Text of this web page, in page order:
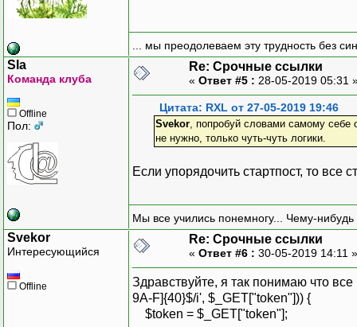
$username,
$token,
$tstamp
)
);
// 1 день в секундах =
$delta = 86400;
// проверка
throw new
}
// активируем
// ...
... мы преодолеваем эту трудность без
Sla
Команда клуба
Offline
Пол:
Re: Срочные ссылки
« Ответ #5 : 28-05-2019 05:31
Цитата: RXL от 27-05-2019 19:46
Svekor, попробуй словами самому себе
не нужно, только чуть-чуть логики.
Если упорядочить стартпост, то все
Мы все учились понемногу... Чему-нибудь
Svekor
Интересующийся
Offline
Re: Срочные ссылки
« Ответ #6 : 30-05-2019 14:11
Здравствуйте, я так понимаю что
9A-F]{40}$/i', $_GET["token"])) {
$token = $_GET["token"];